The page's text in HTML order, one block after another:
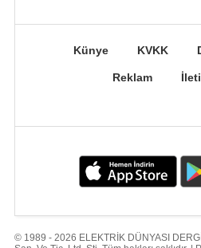
Künye KVKK
Reklam
© 1989 - 2026 ELEKTRİK DÜNYASI